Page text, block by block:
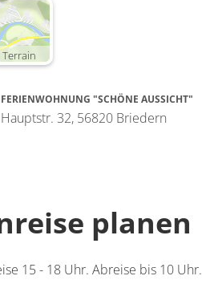
Terrain
FERIENWOHNUNG "SCHÖNE AUSSICHT"
Hauptstr. 32, 56820 Briedern
planen
15 - 18 Uhr. Abreise bis 10 Uhr.